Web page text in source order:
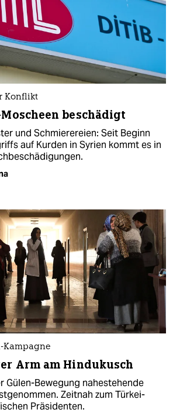
Konflikt
beschädigt
und Schmierereien: Seit Beginn
auf Kurden in Syrien kommt es in
Kampagne
Arm am Hindukusch
Gülen-Bewegung nahestehende
Zeitnah zum Türkei-
Präsidenten.